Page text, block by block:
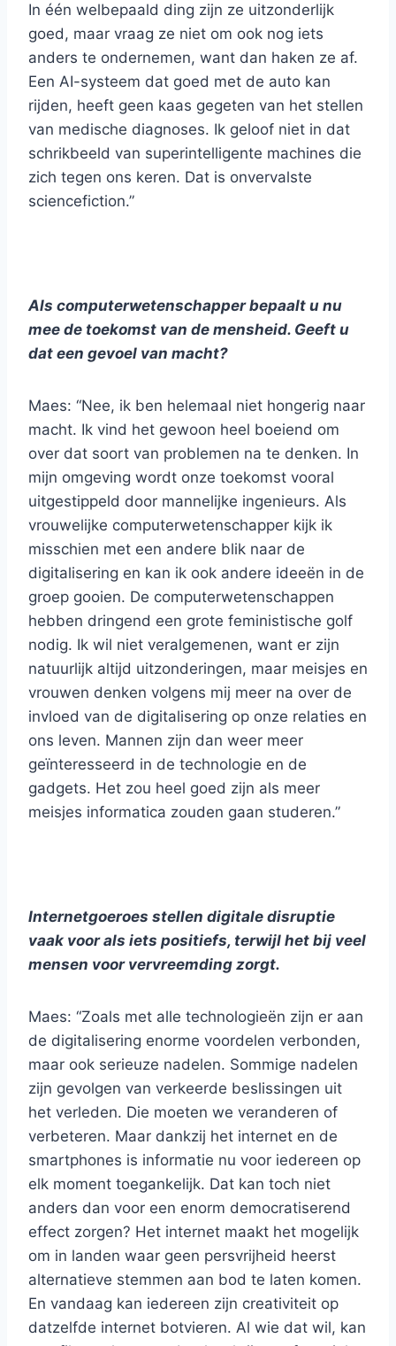
In één welbepaald ding zijn ze uitzonderlijk
goed, maar vraag ze niet om ook nog iets
anders te ondernemen, want dan haken ze af.
Een AI-systeem dat goed met de auto kan
rijden, heeft geen kaas gegeten van het stellen
van medische diagnoses. Ik geloof niet in dat
schrikbeeld van superintelligente machines die
zich tegen ons keren. Dat is onvervalste
sciencefiction.”
Als computerwetenschapper bepaalt u nu
mee de toekomst van de mensheid. Geeft u
dat een gevoel van macht?
Maes: “Nee, ik ben helemaal niet hongerig naar
macht. Ik vind het gewoon heel boeiend om
over dat soort van problemen na te denken. In
mijn omgeving wordt onze toekomst vooral
uitgestippeld door mannelijke ingenieurs. Als
vrouwelijke computerwetenschapper kijk ik
misschien met een andere blik naar de
digitalisering en kan ik ook andere ideeën in de
groep gooien. De computerwetenschappen
hebben dringend een grote feministische golf
nodig. Ik wil niet veralgemenen, want er zijn
natuurlijk altijd uitzonderingen, maar meisjes en
vrouwen denken volgens mij meer na over de
invloed van de digitalisering op onze relaties en
ons leven. Mannen zijn dan weer meer
geïnteresseerd in de technologie en de
gadgets. Het zou heel goed zijn als meer
meisjes informatica zouden gaan studeren.”
Internetgoeroes stellen digitale disruptie
vaak voor als iets positiefs, terwijl het bij veel
mensen voor vervreemding zorgt.
Maes: “Zoals met alle technologieën zijn er aan
de digitalisering enorme voordelen verbonden,
maar ook serieuze nadelen. Sommige nadelen
zijn gevolgen van verkeerde beslissingen uit
het verleden. Die moeten we veranderen of
verbeteren. Maar dankzij het internet en de
smartphones is informatie nu voor iedereen op
elk moment toegankelijk. Dat kan toch niet
anders dan voor een enorm democratiserend
effect zorgen? Het internet maakt het mogelijk
om in landen waar geen persvrijheid heerst
alternatieve stemmen aan bod te laten komen.
En vandaag kan iedereen zijn creativiteit op
datzelfde internet botvieren. Al wie dat wil, kan